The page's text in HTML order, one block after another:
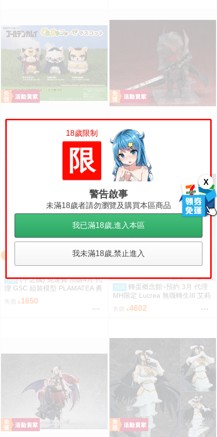
X
【怨念事務所】預購 1
1月(免訂金)Ensky 黃金神威 動物
模樣坐姿娃吊飾 布偶 第2彈 3款
【上士】預購27年1月
免訂金 代理版 GSC 黏土人 烙印
勇士 凱茲 狂戰士鎧甲Ver. BLOO
D EDITION
售價 1415
預購 {千之國} 免運費 預購4月 代
理 GSC 組裝模型 PLAMATEA 勇
者王 獅子王凱 約16公分 9月10日
截止
售價 1650
預購
轉蛋概念館~預約 3月 代理
MH限定 Lucrea 無職轉生III 艾莉
絲 高約27公分 超商付款免訂金
4602
18歲限制
限
警告啟事
未滿18歲者請勿瀏覽及購買本區商品
我已滿18歲,進入本區
我未滿18歲,禁止進入